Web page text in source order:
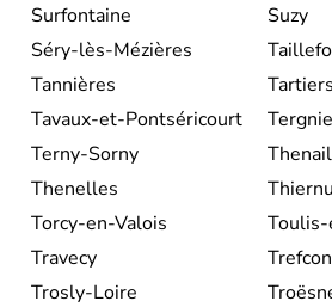
Surfontaine
Suzy
Séry-lès-Mézières
Tannières
Tartiers
Tavaux-et-Pontséricourt
Terny-Sorny
Thenelles
Thiernu
Torcy-en-Valois
Travecy
Trefcon
Trosly-Loire